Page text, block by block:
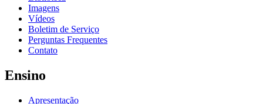
Imagens
Vídeos
Boletim de Serviço
Perguntas Frequentes
Contato
Ensino
Apresentação